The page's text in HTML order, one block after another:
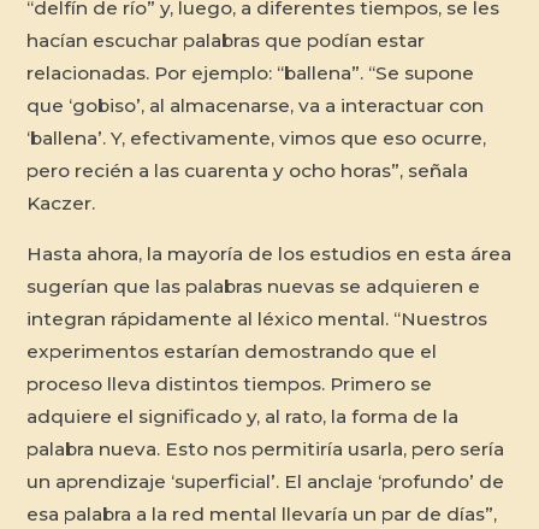
“delfín de río” y, luego, a diferentes tiempos, se les
hacían escuchar palabras que podían estar
relacionadas. Por ejemplo: “ballena”. “Se supone
que ‘gobiso’, al almacenarse, va a interactuar con
‘ballena’. Y, efectivamente, vimos que eso ocurre,
pero recién a las cuarenta y ocho horas”, señala
Kaczer.
Hasta ahora, la mayoría de los estudios en esta área
sugerían que las palabras nuevas se adquieren e
integran rápidamente al léxico mental. “Nuestros
experimentos estarían demostrando que el
proceso lleva distintos tiempos. Primero se
adquiere el significado y, al rato, la forma de la
palabra nueva. Esto nos permitiría usarla, pero sería
un aprendizaje ‘superficial’. El anclaje ‘profundo’ de
esa palabra a la red mental llevaría un par de días”,